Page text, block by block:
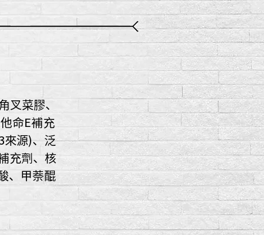
叉菜膠、
命E補充
來源)、泛
充劑、核
、甲萘醌